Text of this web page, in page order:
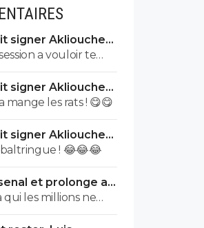
signer Akliouche
a vouloir te
🤣😂😂
chat qui sort de
de l'avoir
encore....mdr
signer Akliouche
mange les rats ! 😋😋
signer Akliouche
! 😂😂😂
et prolonge au
qui les millions ne
sur son club pour